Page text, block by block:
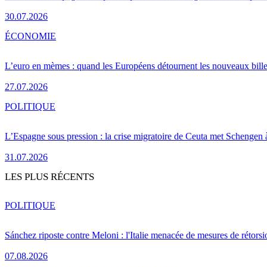
30.07.2026
L’euro en mèmes : quand les Européens détournent les nouveaux
27.07.2026
ÉCONOMIE
L’Espagne sous pression : la crise migratoire de Ceuta met Schengen
31.07.2026
POLITIQUE
LES PLUS RÉCENTS
Sánchez riposte contre Meloni : l'Italie menacée de mesures de
07.08.2026
POLITIQUE